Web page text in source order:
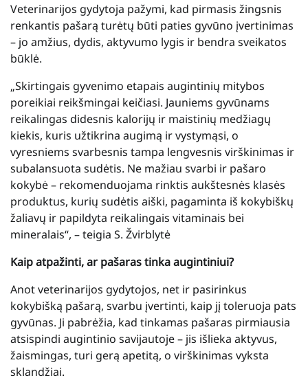
Veterinarijos gydytoja pažymi, kad pirmasis žingsnis
renkantis pašarą turėtų būti paties gyvūno įvertinimas
– jo amžius, dydis, aktyvumo lygis ir bendra sveikatos
būklė.
„Skirtingais gyvenimo etapais augintinių mitybos
poreikiai reikšmingai keičiasi. Jauniems gyvūnams
reikalingas didesnis kalorijų ir maistinių medžiagų
kiekis, kuris užtikrina augimą ir vystymąsi, o
vyresniems svarbesnis tampa lengvesnis virškinimas ir
subalansuota sudėtis. Ne mažiau svarbi ir pašaro
kokybė – rekomenduojama rinktis aukštesnės klasės
produktus, kurių sudėtis aiški, pagaminta iš kokybiškų
žaliavų ir papildyta reikalingais vitaminais bei
mineralais“, – teigia S. Žvirblytė
Kaip atpažinti, ar pašaras tinka augintiniui?
Anot veterinarijos gydytojos, net ir pasirinkus
kokybišką pašarą, svarbu įvertinti, kaip jį toleruoja pats
gyvūnas. Ji pabrėžia, kad tinkamas pašaras pirmiausia
atsispindi augintinio savijautoje – jis išlieka aktyvus,
žaismingas, turi gerą apetitą, o virškinimas vyksta
sklandžiai.